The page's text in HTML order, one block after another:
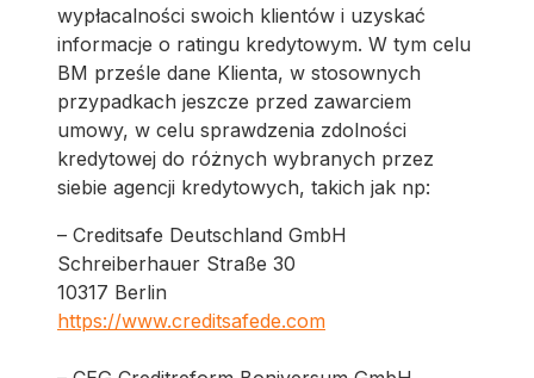
wypłacalności swoich klientów i uzyskać
informacje o ratingu kredytowym. W tym celu
BM prześle dane Klienta, w stosownych
przypadkach jeszcze przed zawarciem
umowy, w celu sprawdzenia zdolności
kredytowej do różnych wybranych przez
siebie agencji kredytowych, takich jak np:
– Creditsafe Deutschland GmbH
Schreiberhauer Straße 30
10317 Berlin
https://www.creditsafede.com